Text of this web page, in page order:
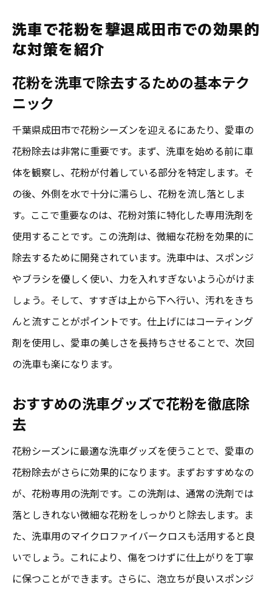
洗車で花粉を撃退成田市での効果的
な対策を紹介
花粉を洗車で除去するための基本テク
ニック
千葉県成田市で花粉シーズンを迎えるにあたり、愛車の
花粉除去は非常に重要です。まず、洗車を始める前に車
体を観察し、花粉が付着している部分を特定します。そ
の後、外側を水で十分に濡らし、花粉を流し落としま
す。ここで重要なのは、花粉対策に特化した専用洗剤を
使用することです。この洗剤は、微細な花粉を効果的に
除去するために開発されています。洗車中は、スポンジ
やブラシを優しく使い、力を入れすぎないよう心がけま
しょう。そして、すすぎは上から下へ行い、汚れをきち
んと流すことがポイントです。仕上げにはコーティング
剤を使用し、愛車の美しさを長持ちさせることで、次回
の洗車も楽になります。
おすすめの洗車グッズで花粉を徹底除
去
花粉シーズンに最適な洗車グッズを使うことで、愛車の
花粉除去がさらに効果的になります。まずおすすめなの
が、花粉専用の洗剤です。この洗剤は、通常の洗剤では
落としきれない微細な花粉をしっかりと除去します。ま
た、洗車用のマイクロファイバークロスも活用すると良
いでしょう。これにより、傷をつけずに仕上がりを丁寧
に保つことができます。さらに、泡立ちが良いスポンジ